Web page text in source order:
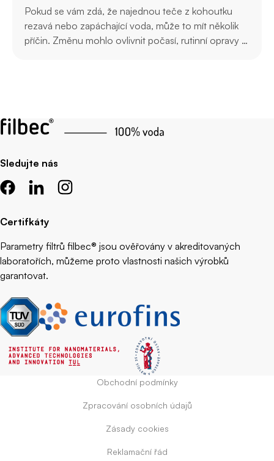
Pokud se vám zdá, že najednou teče z kohoutku
rezavá nebo zapáchající voda, může to mít několik
příčin. Změnu mohlo ovlivnit počasí, rutinní opravy a
Sledujte nás
Certifkáty
Parametry filtrů filbec® jsou ověřovány v akreditovaných
laboratořích, můžeme proto vlastnosti našich výrobků
garantovat.
Obchodní podmínky
Zpracování osobních údajů
Zásady cookies
Reklamační řád